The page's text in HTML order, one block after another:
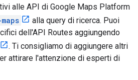
alle API di Google Maps Platform
alla query di ricerca. Puoi
dell'API Routes aggiungendo
. Ti consigliamo di aggiungere altri
attirare l'attenzione di esperti di